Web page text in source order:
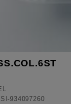
934097260